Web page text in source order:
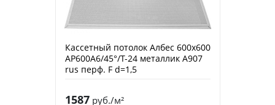
Кассетный потолок Албес 600х600
AP600A6/45°/Т-24 металлик А907
rus перф. F d=1,5
1587руб./м²